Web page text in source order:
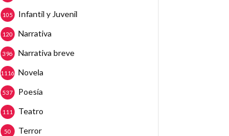
Infantil y Juvenil
105
Narrativa
120
Narrativa breve
396
Novela
1116
Poesía
537
Teatro
111
Terror
50